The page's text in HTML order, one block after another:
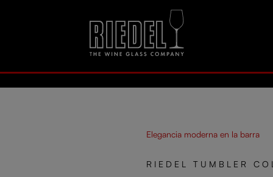
Elegancia moderna en la barra
RIEDEL TUMBLER